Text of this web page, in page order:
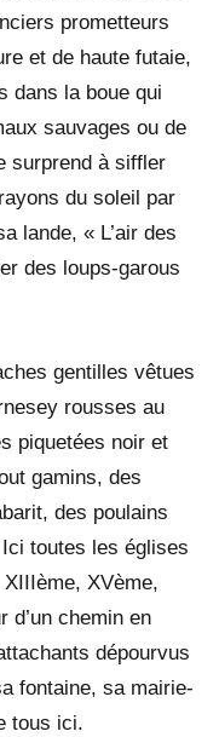
prometteurs
et de haute futaie,
dans la boue qui
sauvages ou de
surprend à siffler
du soleil par
lande, « L’air des
des loups-garous
gentilles vêtues
rousses au
piquetées noir et
gamins, des
des poulains
toutes les églises
XVème,
d’un chemin en
dépourvus
fontaine, sa mairie-
tous ici.